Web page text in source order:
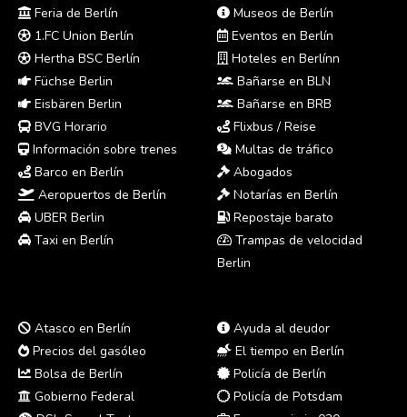
Feria de Berlín
1.FC Union Berlín
Hertha BSC Berlín
Füchse Berlin
Eisbären Berlin
BVG Horario
Información sobre trenes
Barco en Berlín
Aeropuertos de Berlín
UBER Berlin
Taxi en Berlín
Museos de Berlín
Eventos en Berlín
Hoteles en Berlínn
Bañarse en BLN
Bañarse en BRB
Flixbus / Reise
Multas de tráfico
Abogados
Notarías en Berlín
Repostaje barato
Trampas de velocidad
Berlin
Atasco en Berlín
Precios del gasóleo
Bolsa de Berlín
Gobierno Federal
Ayuda al deudor
El tiempo en Berlín
Policía de Berlín
Policía de Potsdam